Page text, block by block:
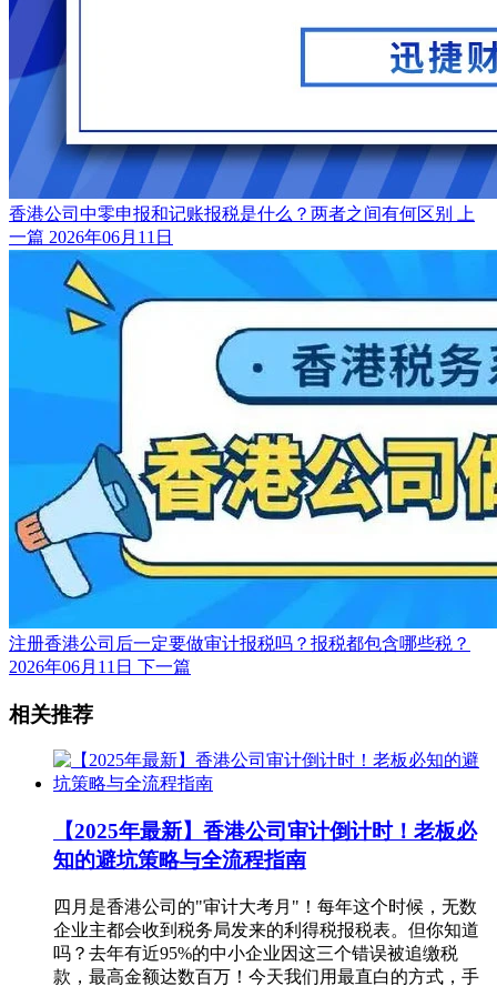
香港公司中零申报和记账报税是什么？两者之间有何区别
上
一篇 2026年06月11日
注册香港公司后一定要做审计报税吗？报税都包含哪些税？
2026年06月11日 下一篇
相关推荐
【2025年最新】香港公司审计倒计时！老板必
知的避坑策略与全流程指南
四月是香港公司的"审计大考月"！每年这个时候，无数
企业主都会收到税务局发来的利得税报税表。但你知道
吗？去年有近95%的中小企业因这三个错误被追缴税
款，最高金额达数百万！今天我们用最直白的方式，手